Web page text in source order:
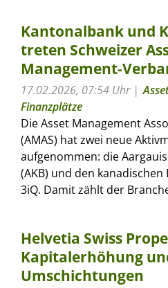
Kantonalbank und
treten Schweizer
Management-
17.02.2026, 07:54 Uhr
Finanzplätze
Die Asset Management
(AMAS) hat zwei neue
aufgenommen: die
(AKB) und den
3iQ. Damit zählt der
Helvetia Swiss
Kapitalerhöhung
Umschichtungen